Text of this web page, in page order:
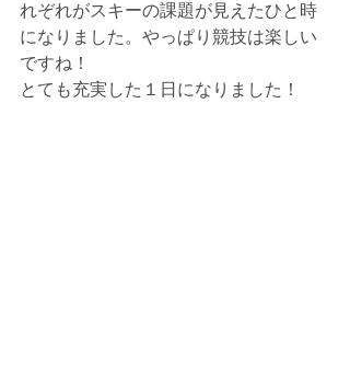
れぞれがスキーの課題が見えたひと時
になりました。やっぱり競技は楽しい
ですね！
とても充実した１日になりました！